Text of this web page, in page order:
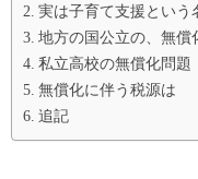
実は子育て支援という
地方の国公立の、無償
私立高校の無償化問題
無償化に伴う税源は
追記